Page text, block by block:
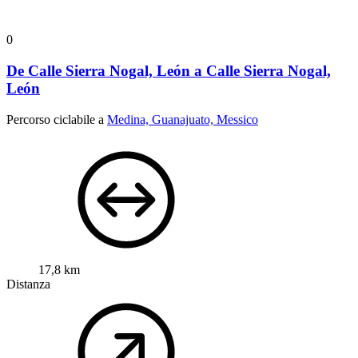
0
De Calle Sierra Nogal, León a Calle Sierra Nogal,
León
Percorso ciclabile a Medina, Guanajuato, Messico
17,8 km
Distanza